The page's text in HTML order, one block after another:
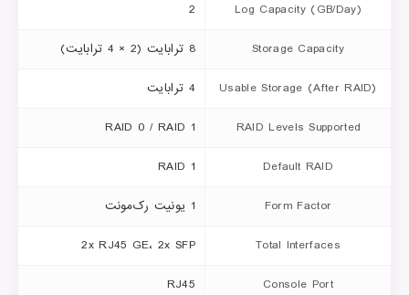
Log Capacity (GB/Day)
2
Storage Capacity 8 ترابایت (2 × 4 ترابایت)
Usable Storage (After RAID) 4 ترابایت
RAID Levels Supported
RAID 0 / RAID 1
Default RAID
RAID 1
Form Factor 1 یونیت رک‌مونت
Total Interfaces 2x RJ45 GE، 2x SFP
Console Port
RJ45